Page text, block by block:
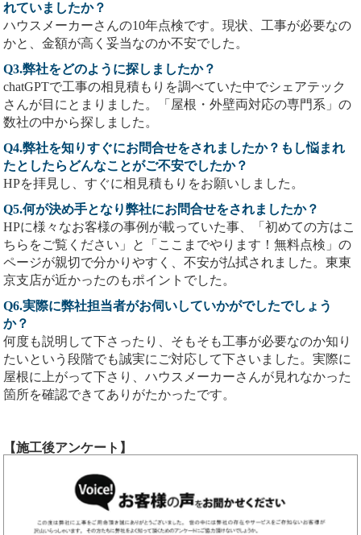
れていましたか？
ハウスメーカーさんの10年点検です。現状、工事が必要なの
かと、金額が高く妥当なのか不安でした。
Q3.弊社をどのように探しましたか？
chatGPTで工事の相見積もりを調べていた中でシェアテック
さんが目にとまりました。「屋根・外壁両対応の専門系」の
数社の中から探しました。
Q4.弊社を知りすぐにお問合せをされましたか？もし悩まれ
たとしたらどんなことがご不安でしたか？
HPを拝見し、すぐに相見積もりをお願いしました。
Q5.何が決め手となり弊社にお問合せをされましたか？
HPに様々なお客様の事例が載っていた事、「初めての方はこ
ちらをご覧ください」と「ここまでやります！無料点検」の
ページが親切で分かりやすく、不安が払拭されました。東東
京支店が近かったのもポイントでした。
Q6.実際に弊社担当者がお伺いしていかがでしたでしょう
か？
何度も説明して下さったり、そもそも工事が必要なのか知り
たいという段階でも誠実にご対応して下さいました。実際に
屋根に上がって下さり、ハウスメーカーさんが見れなかった
箇所を確認できてありがたかったです。
【施工後アンケート】